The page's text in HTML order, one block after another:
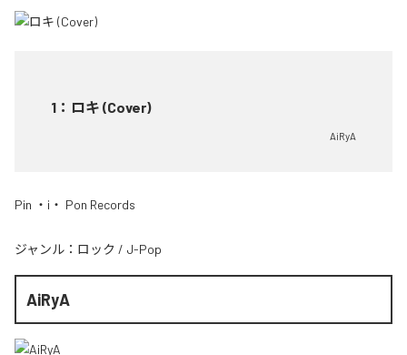
1 ： ロキ (Cover)
AiRyA
Pin ・i・ Pon Records
ジャンル： ロック / J-Pop
AiRyA